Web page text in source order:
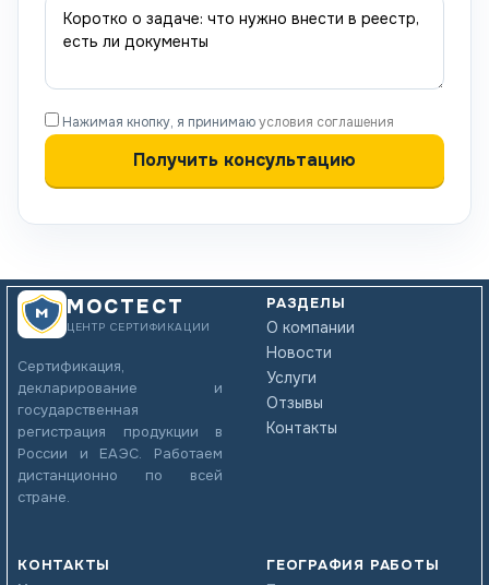
Нажимая кнопку, я принимаюусловия соглашения
МОСТЕСТ
ЦЕНТР СЕРТИФИКАЦИИ
Сертификация,
декларирование и
государственная
регистрация продукции в
России и ЕАЭС. Работаем
дистанционно по всей
стране.
РАЗДЕЛЫ
О компании
Новости
Услуги
Отзывы
Контакты
КОНТАКТЫ
ГЕОГРАФИЯ РАБОТЫ